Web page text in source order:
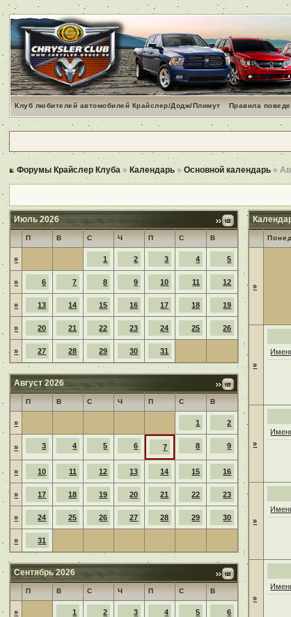
Клуб любителей автомобилей Крайслер/Додж/Плимут Правила
Форумы Крайслер Клуба »Календарь »Основной календарь »
Июль 2026
П В С Ч П С В
» 1 2 3 4 5
» 6 7 8 9 10 11 12
» 13 14 15 16 17 18 19
» 20 21 22 23 24 25 26
» 27 28 29 30 31
Август 2026
П В С Ч П С В
» 1 2
» 3 4 5 6 7 8 9
» 10 11 12 13 14 15 16
» 17 18 19 20 21 22 23
» 24 25 26 27 28 29 30
» 31
Сентябрь 2026
П В С Ч П С В
» 1 2 3 4 5 6
»
»
»
»
»